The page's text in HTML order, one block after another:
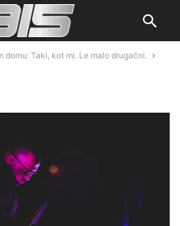
domu: Taki, kot mi. Le malo drugačni.